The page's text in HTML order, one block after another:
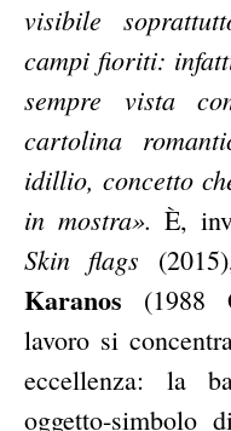
visibile
campi fioriti:
sempre vista
cartolina
idillio, concetto
in mostra». È,
Skin flags
Karanos (1988
lavoro si
eccellenza: la
oggetto-simbolo